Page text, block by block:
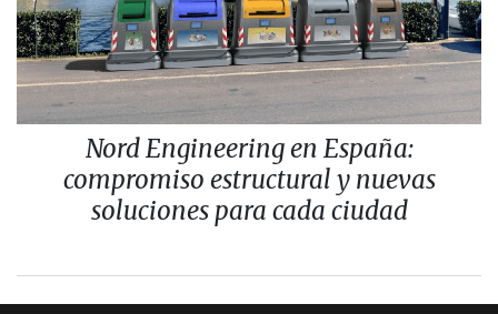
Nord Engineering en España:
compromiso estructural y nuevas
soluciones para cada ciudad